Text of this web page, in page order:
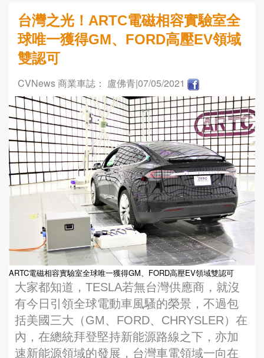
台灣之光！ARTC電磁相容實驗室全
球唯一獲得GM、FORD高壓EV領域
雙認可
CVNews 商業車誌： 盧佛青|07/05/2021
ARTC電磁相容實驗室全球唯一獲得GM、FORD高壓EV領域雙認可
大家都知道，TESLA若無台灣供應商，就沒
有今日引領全球電動車風騷的榮景，不過包
括美國三大（GM、FORD、CHRYSLER）在
內，在總統拜登堅持新能源路線之下，亦加
速新能源領域的發展，台灣車電領域一向在